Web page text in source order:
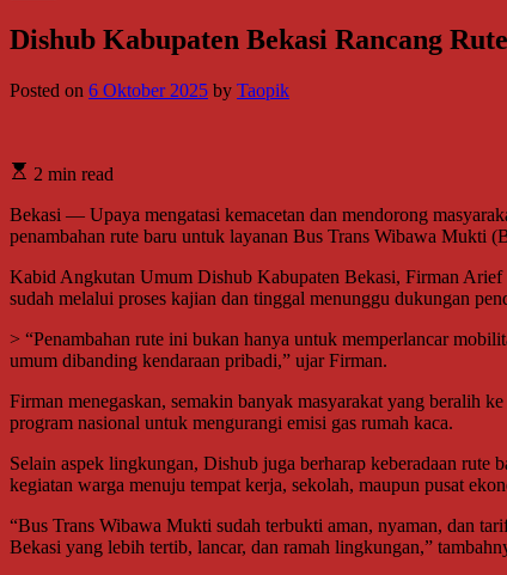
Dishub Kabupaten Bekasi Rancang
Posted on 6 Oktober 2025 by Taopik
2 min read
Bekasi — Upaya mengatasi kemacetan dan mendorong
penambahan rute baru untuk layanan Bus Trans Wibawa Mukti
Kabid Angkutan Umum Dishub Kabupaten Bekasi, Firman Arief
sudah melalui proses kajian dan tinggal menunggu dukungan
> “Penambahan rute ini bukan hanya untuk memperlancar
umum dibanding kendaraan pribadi,” ujar Firman.
Firman menegaskan, semakin banyak masyarakat yang beralih
program nasional untuk mengurangi emisi gas rumah kaca.
Selain aspek lingkungan, Dishub juga berharap keberadaan
kegiatan warga menuju tempat kerja, sekolah, maupun pusat
“Bus Trans Wibawa Mukti sudah terbukti aman, nyaman, dan
Bekasi yang lebih tertib, lancar, dan ramah lingkungan,”